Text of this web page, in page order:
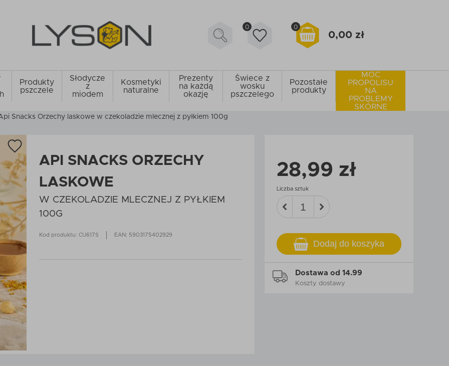
0 0
0,00 zł
Produkty
pszczele
Słodycze
z
miodem
Kosmetyki
naturalne
Prezenty
na każdą
okazję
Świece z
wosku
pszczelego
Pozostałe
produkty
MOC
PROPOLISU
NA
PROBLEMY
SKÓRNE
Snacks Orzechy laskowe w czekoladzie mlecznej z pyłkiem 100g
API SNACKS ORZECHY
LASKOWE
W CZEKOLADZIE MLECZNEJ Z PYŁKIEM
100G
Kod produktu: CU617S EAN: 5903175402929
28,99 zł
Liczba sztuk
Dodaj do koszyka
Dostawa od 14.99
Koszty dostawy